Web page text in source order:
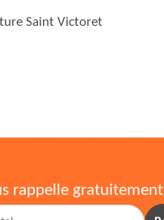
Saint Victoret
rappelle gratuitement